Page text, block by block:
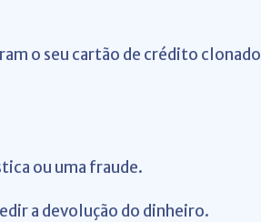
o seu cartão de crédito clonado
ou uma fraude.
a devolução do dinheiro.